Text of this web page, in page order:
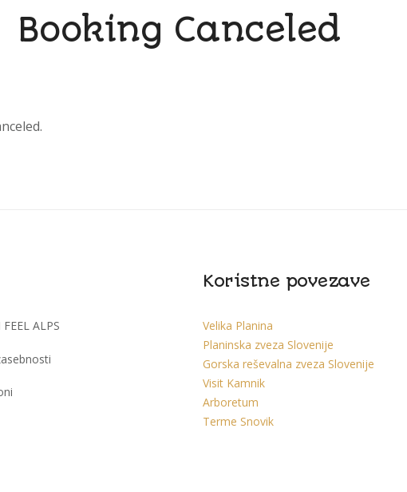
Booking Canceled
ALPS
Koristne povezave
Velika Planina
Planinska zveza Slovenije
Gorska reševalna zveza Slovenije
Visit Kamnik
Arboretum
Terme Snovik